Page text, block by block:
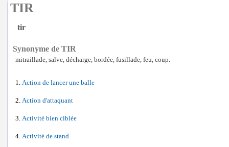
TIR
tir
Synonyme de TIR
mitraillade, salve, décharge, bordée, fusillade, feu, coup.
Action de lancer une balle
Action d'attaquant
Activité bien ciblée
Activité de stand